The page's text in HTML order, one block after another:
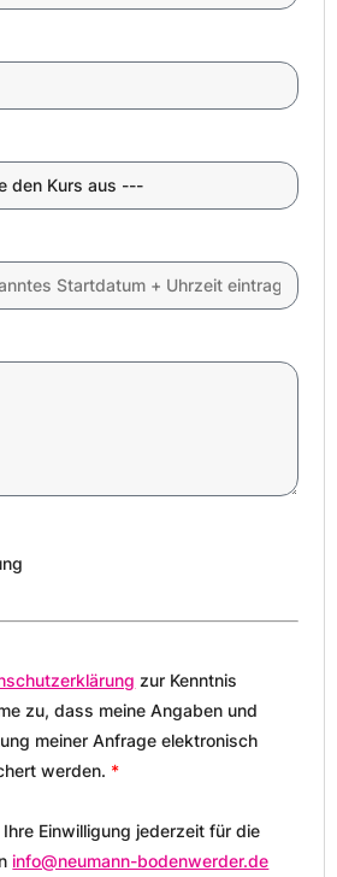
zur Kenntnis
zu, dass meine Angaben und
meiner Anfrage elektronisch
werden. *
Ihre Einwilligung jederzeit für die
info@neumann-bodenwerder.de